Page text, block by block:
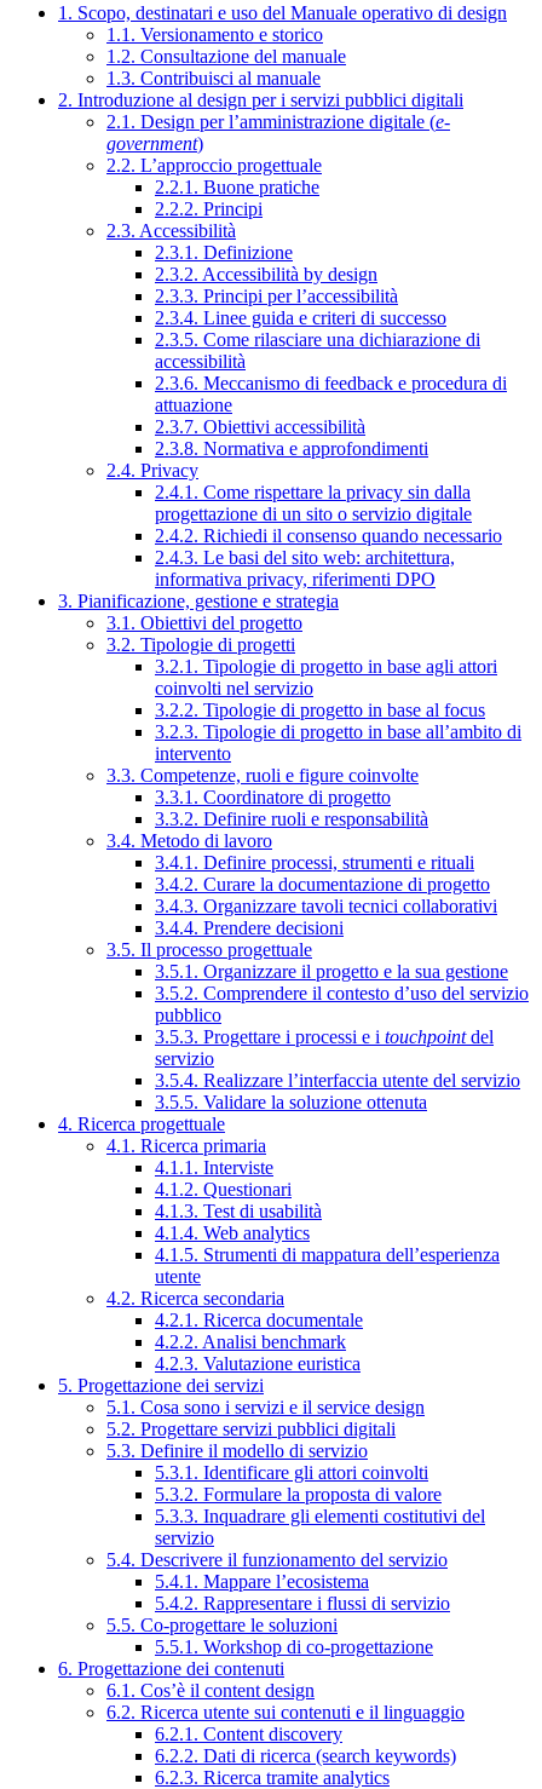
1. Scopo, destinatari e uso del Manuale operativo di design
1.1. Versionamento e storico
1.2. Consultazione del manuale
1.3. Contribuisci al manuale
2. Introduzione al design per i servizi pubblici digitali
2.1. Design per l’amministrazione digitale (e-
government)
2.2. L’approccio progettuale
2.2.1. Buone pratiche
2.2.2. Principi
2.3. Accessibilità
2.3.1. Definizione
2.3.2. Accessibilità by design
2.3.3. Principi per l’accessibilità
2.3.4. Linee guida e criteri di successo
2.3.5. Come rilasciare una dichiarazione di
accessibilità
2.3.6. Meccanismo di feedback e procedura di
attuazione
2.3.7. Obiettivi accessibilità
2.3.8. Normativa e approfondimenti
2.4. Privacy
2.4.1. Come rispettare la privacy sin dalla
progettazione di un sito o servizio digitale
2.4.2. Richiedi il consenso quando necessario
2.4.3. Le basi del sito web: architettura,
informativa privacy, riferimenti DPO
3. Pianificazione, gestione e strategia
3.1. Obiettivi del progetto
3.2. Tipologie di progetti
3.2.1. Tipologie di progetto in base agli attori
coinvolti nel servizio
3.2.2. Tipologie di progetto in base al focus
3.2.3. Tipologie di progetto in base all’ambito di
intervento
3.3. Competenze, ruoli e figure coinvolte
3.3.1. Coordinatore di progetto
3.3.2. Definire ruoli e responsabilità
3.4. Metodo di lavoro
3.4.1. Definire processi, strumenti e rituali
3.4.2. Curare la documentazione di progetto
3.4.3. Organizzare tavoli tecnici collaborativi
3.4.4. Prendere decisioni
3.5. Il processo progettuale
3.5.1. Organizzare il progetto e la sua gestione
3.5.2. Comprendere il contesto d’uso del servizio
pubblico
3.5.3. Progettare i processi e i touchpointdel
servizio
3.5.4. Realizzare l’interfaccia utente del servizio
3.5.5. Validare la soluzione ottenuta
4. Ricerca progettuale
4.1. Ricerca primaria
4.1.1. Interviste
4.1.2. Questionari
4.1.3. Test di usabilità
4.1.4. Web analytics
4.1.5. Strumenti di mappatura dell’esperienza
utente
4.2. Ricerca secondaria
4.2.1. Ricerca documentale
4.2.2. Analisi benchmark
4.2.3. Valutazione euristica
5. Progettazione dei servizi
5.1. Cosa sono i servizi e il service design
5.2. Progettare servizi pubblici digitali
5.3. Definire il modello di servizio
5.3.1. Identificare gli attori coinvolti
5.3.2. Formulare la proposta di valore
5.3.3. Inquadrare gli elementi costitutivi del
servizio
5.4. Descrivere il funzionamento del servizio
5.4.1. Mappare l’ecosistema
5.4.2. Rappresentare i flussi di servizio
5.5. Co-progettare le soluzioni
5.5.1. Workshop di co-progettazione
6. Progettazione dei contenuti
6.1. Cos’è il content design
6.2. Ricerca utente sui contenuti e il linguaggio
6.2.1. Content discovery
6.2.2. Dati di ricerca (search keywords)
6.2.3. Ricerca tramite analytics